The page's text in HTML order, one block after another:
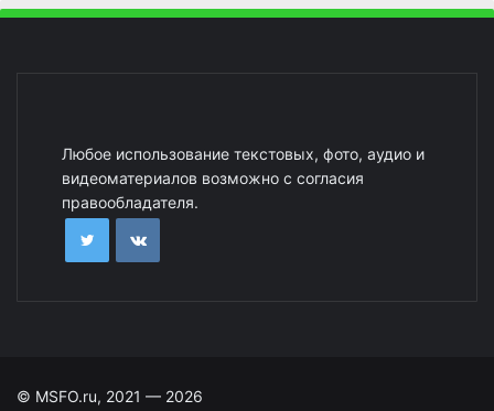
Любое использование текстовых, фото, аудио и
видеоматериалов возможно с согласия
правообладателя.
© MSFO.ru, 2021 — 2026